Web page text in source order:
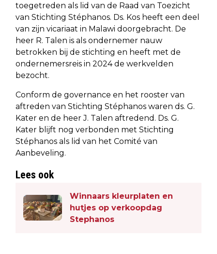
toegetreden als lid van de Raad van Toezicht
van Stichting Stéphanos. Ds. Kos heeft een deel
van zijn vicariaat in Malawi doorgebracht. De
heer R. Talen is als ondernemer nauw
betrokken bij de stichting en heeft met de
ondernemersreis in 2024 de werkvelden
bezocht.
Conform de governance en het rooster van
aftreden van Stichting Stéphanos waren ds. G.
Kater en de heer J. Talen aftredend. Ds. G.
Kater blijft nog verbonden met Stichting
Stéphanos als lid van het Comité van
Aanbeveling.
Lees ook
Winnaars kleurplaten en
hutjes op verkoopdag
Stephanos